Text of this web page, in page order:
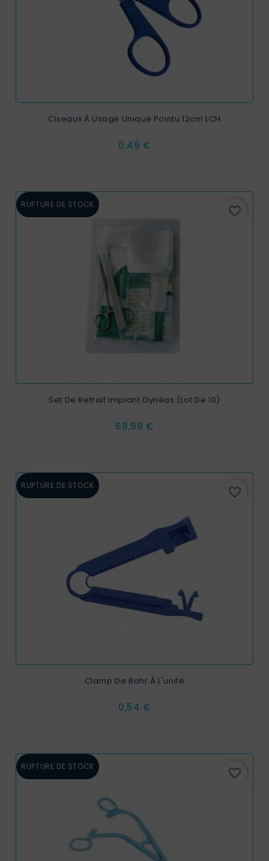
Ciseaux À Usage Unique Pointu 12cm LCH
Prix
0,49 €
RUPTURE DE STOCK favorite_border
Set De Retrait Implant Gynéas (Lot De 10)
Prix
68,99 €
RUPTURE DE STOCK favorite_border
Clamp De Bahr À L'unité
Prix
0,54 €
RUPTURE DE STOCK favorite_border